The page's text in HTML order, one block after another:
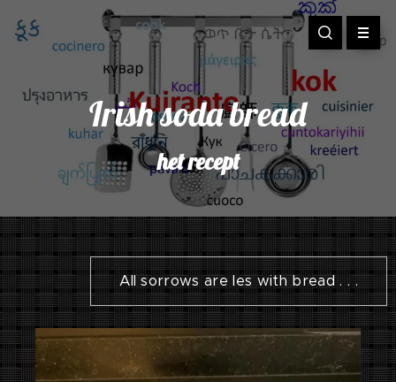
Irish soda bread
het recept
All sorrows are les with bread . . .